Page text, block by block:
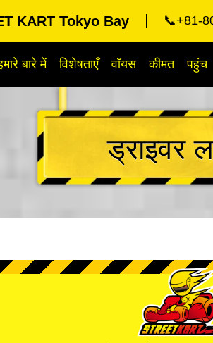
KART Tokyo Bay 📞+81-
बारे में विशेषताएँ वॉयस कीमत पहुंच
ड्राइवर